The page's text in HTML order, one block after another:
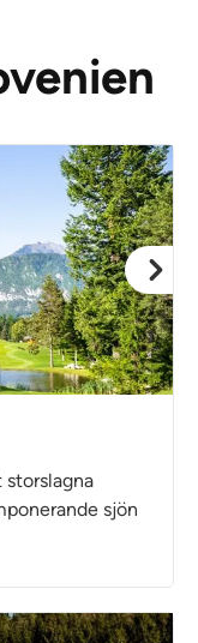
storslagna
sjön